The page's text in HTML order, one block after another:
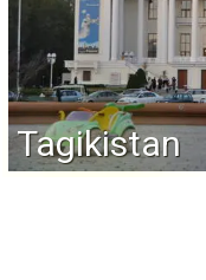
Tagikistan